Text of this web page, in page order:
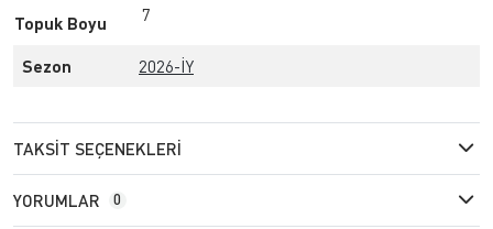
Topuk Boyu 7
Sezon 2026-İY
TAKSIT SEÇENEKLERI
YORUMLAR 0